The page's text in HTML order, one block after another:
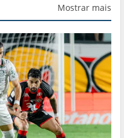
Mostrar mais